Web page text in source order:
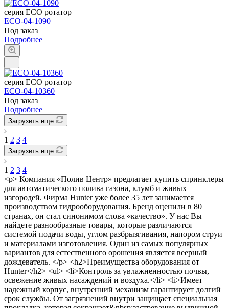
серия ECO ротатор
ECO-04-1090
Под заказ
Подробнее
серия ECO ротатор
ECO-04-10360
Под заказ
Подробнее
Загрузить еще
1 2 3 4
Загрузить еще
1 2 3 4
<p> Компания «Полив Центр» предлагает купить спринклеры
для автоматического полива газона, клумб и живых
изгородей. Фирма Hunter уже более 35 лет занимается
производством гидрооборудования. Бренд оценили в 80
странах, он стал синонимом слова «качество». У нас Вы
найдете разнообразные товары, которые различаются
системой подачи воды, углом разбрызгивания, напором струи
и материалами изготовления. Один из самых популярных
вариантов для естественного орошения является веерный
дождеватель. </p> <h2>Преимущества оборудования от
Hunter</h2> <ul> <li>Контроль за увлажненностью почвы,
освежение живых насаждений и воздуха.</li> <li>Имеет
надежный корпус, внутренний механизм гарантирует долгий
срок службы. От загрязнений внутри защищает специальная